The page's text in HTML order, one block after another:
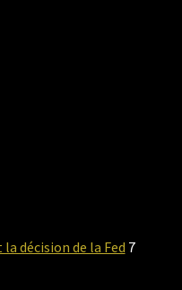
décision de la Fed 7